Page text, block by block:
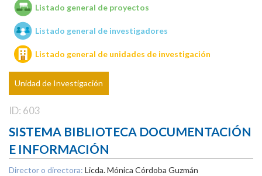
Unidades de investigación
Listado general de proyectos
Listado general de investigadores
Listado general de unidades de investigación
Unidad de Investigación
ID: 603
SISTEMA BIBLIOTECA DOCUMENTACIÓN
E INFORMACIÓN
Director o directora: Licda. Mónica Córdoba Guzmán